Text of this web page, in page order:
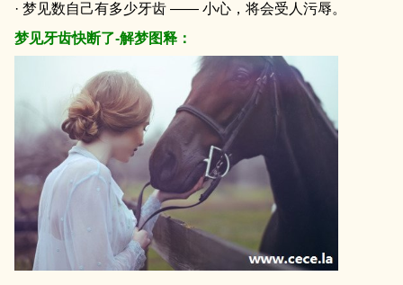
· 梦见数自己有多少牙齿 —— 小心，将会受人污辱。
梦见牙齿快断了-解梦图释：